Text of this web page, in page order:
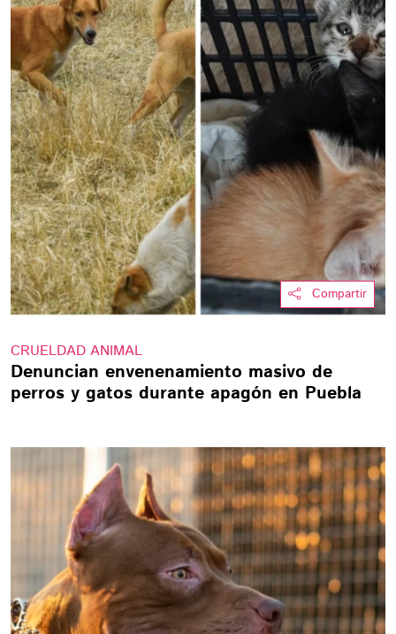
Compartir
CRUELDAD ANIMAL
Denuncian envenenamiento masivo de
perros y gatos durante apagón en Puebla